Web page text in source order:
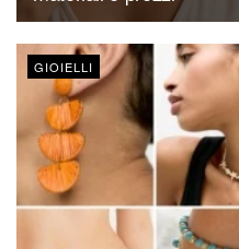
GIOIELLI